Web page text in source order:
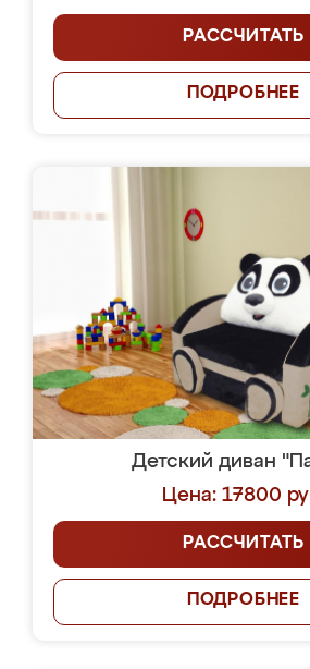
РАССЧИТАТЬ
ПОДРОБНЕЕ
Детский диван
Цена: 17800
РАССЧИТАТЬ
ПОДРОБНЕЕ